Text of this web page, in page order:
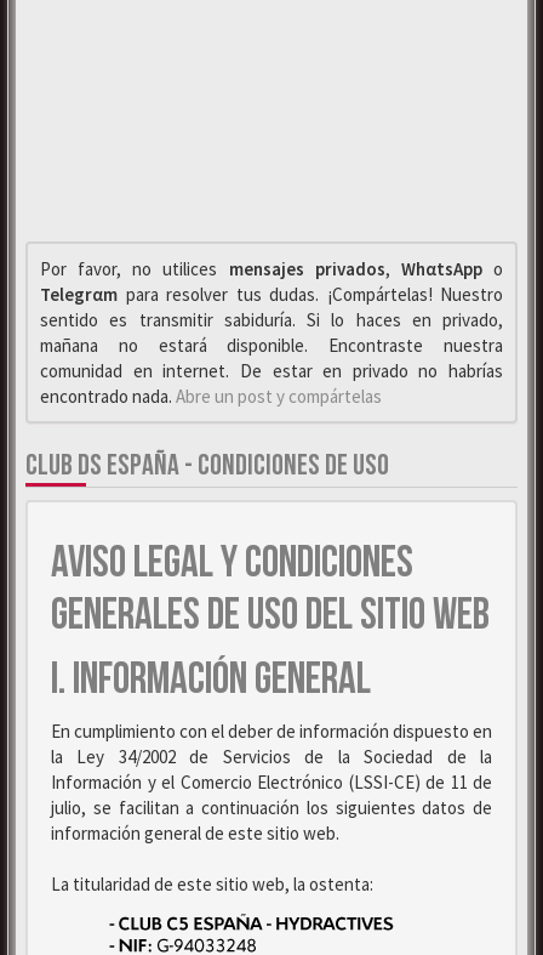
Por favor, no utilices mensajes privados, WhαtsAppo
Telegrαm para resolver tus dudas. ¡Compártelas! Nuestro
sentido es transmitir sabiduría. Si lo haces en privado,
mañana no estará disponible. Encontraste nuestra
comunidad en internet. De estar en privado no habrías
encontrado nada. Abre un post y compártelas
CLUB DS ESPAÑA - CONDICIONES DE USO
AVISO LEGAL Y CONDICIONES
GENERALES DE USO DEL SITIO WEB
I. INFORMACIÓN GENERAL
En cumplimiento con el deber de información dispuesto en
la Ley 34/2002 de Servicios de la Sociedad de la
Información y el Comercio Electrónico (LSSI-CE) de 11 de
julio, se facilitan a continuación los siguientes datos de
información general de este sitio web.
La titularidad de este sitio web, la ostenta: